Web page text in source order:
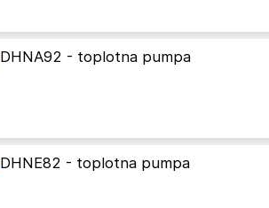
DHNA92 - toplotna pumpa
DHNE82 - toplotna pumpa